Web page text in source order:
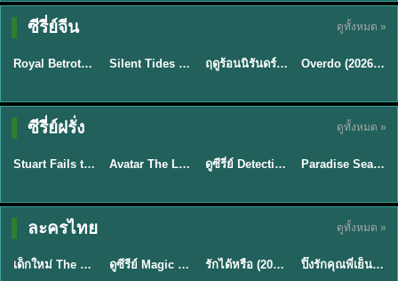
ซีรี่ย์จีน ดูทั้งหมด »
★9
ซับไทย
Royal Betrothal (2026) สัญญาวิวาห์แห่งราชวงศ์ พากย์ไทย ซับไทย EP1-32 ★9.5 Silent Tides คลื่นลมลวง (2025) พากย์ไทย ซับไทย EP.1-31 ★8.8 ฤดูร้อนนิรันดร์ (2026) Never-Ending Summer พากย์ไทย EP.1-29
ซับไทย
Overdo (2026) รักเกินแค้น พากย์ไทย ซับไทย EP1-33 (จบ)
ซีรี่ย์ฝรั่ง ดูทั้งหมด »
★9.3
พากย์ไทย
Stuart Fails to Save the Universe สจ๊วตล่มแผนกู้จักรวาล (2026) พากย์ไทย ซับไทย EP.1-10 ★7.8 EP.7Avatar The Last Airbender 2 เณรน้อยเจ้าอภินิหาร พากย์ไทย EP.9ดูซีรี่ย์ Detective Hole (2026) พากย์ไทย HD ฟรี อัปเดตล่าสุด Netflix EP.8
พากย์ไทย
Paradise Season 2 (2026) พากย์ไทย EP1-8 ดูซีรี่ย์ฝรั่ง HD ครบทุกตอน
ละครไทย ดูทั้งหมด »
★ 8 EP.6
พากย์ไทย
เด็กใหม่ The Reset 2026 EP1-6 พากย์ไทย ดูซีรี่ย์ Netflix ล่าสุด HD ดูซีรีย์ Magic Move (2026) ทำนายทายรัก Thai EP.1-10 HD รักได้หรือ (2026) YOUNG Let's Begin Again พากย์ไทย EP.1-19 ★8
พากย์ไทย
ปิ๊งรักคุณพี่เย็นชา (2026) Frozen Valentine EP.1-10 (จบ)